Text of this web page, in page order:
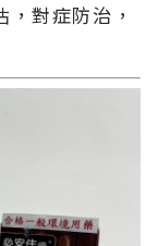
對症防治，